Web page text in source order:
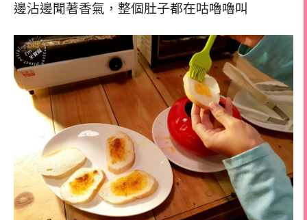
邊沾邊聞著香氣，整個肚子都在咕嚕嚕叫